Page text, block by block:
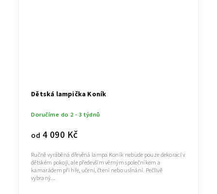
Dětská lampička Koník
Doručíme do 2 - 3 týdnů
od 4 090 Kč
Ručně vyráběná dřevěná lampa Koník nebude pouze dekorací v
dětském pokoji, ale především věrným společníkem a
kamarádem při hře, učení, čtení nebo usínání. Pečlivě
vybraný...